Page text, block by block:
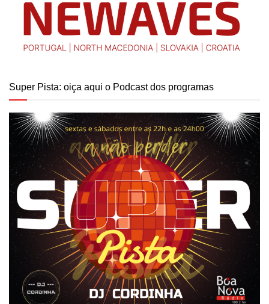
Super Pista: oiça aqui o Podcast dos programas